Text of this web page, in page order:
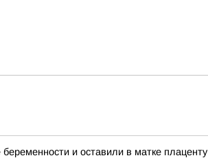
и оставили в матке плаценту